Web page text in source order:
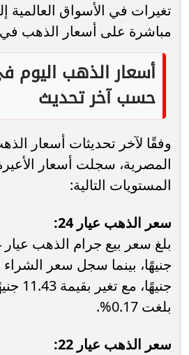
تغيرات في الأسواق العالمية
مباشرة على أسعار الذهب
أسعار الذهب اليوم
حسب آخر تحديث
وفقًا لآخر تحديثات أسعار
المصرية، سجلت أسعار
المستويات التالية:
سعر الذهب عيار 24:
جنيهًا،
بلغت 0.17%.
سعر الذهب عيار 22: